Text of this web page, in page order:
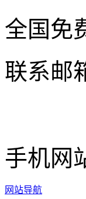
全国免
联系邮
手机网
网站导航